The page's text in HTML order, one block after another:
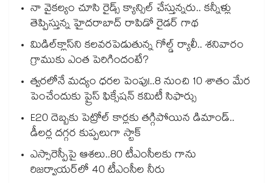
నా వైకల్యం చూసి రైడ్స్ క్యాన్సిల్ చేస్తున్నరు.. కన్నీళ్లు
తెప్పిస్తున్న హైదరాబాద్ రాపిడో రైడర్ గాథ
మిడిల్‌క్లాస్‌ని కలవరపెడుతున్న గోల్డ్ ర్యాలీ.. శనివారం
గ్రాముకు ఎంత పెరిగిందంటే?
త్వరలోనే మద్యం ధ‌‌ర‌‌ల పెంపు!..8 నుంచి 10 శాతం మేర
పెంచేందుకు ప్రైస్ ఫిక్సేష‌‌న్ క‌‌మిటీ సిఫార్సు
E20 దెబ్బకు పెట్రోల్ కార్లకు తగ్గిపోయిన డిమాండ్..
డీలర్ల దగ్గర కుప్పలుగా స్టాక్
ఎస్సారెస్పీపై ఆశలు..80 టీఎంసీలకు గాను
రిజర్వాయర్‌‌‌‌‌‌‌‌‌‌‌‌‌‌‌‌లో 40 టీఎంసీల నీరు